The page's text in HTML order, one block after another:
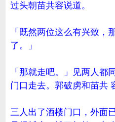
过头朝苗共容说道。
「既然两位这么有兴致，
了。」
「那就走吧。」见两人都
门口走去。郭破虏和苗共
三人出了酒楼门口，外面